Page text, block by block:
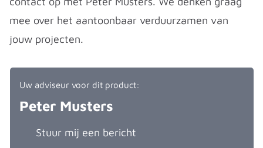
mee over het aantoonbaar verduurzamen van
jouw projecten.
Uw adviseur voor dit product:
Peter Musters
Stuur mij een bericht